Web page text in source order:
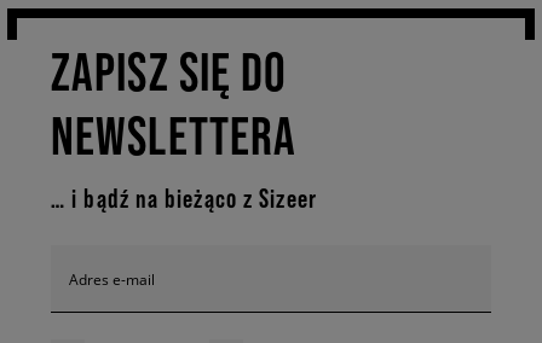
ZAPISZ SIĘ DO
NEWSLETTERA
… i bądź na bieżąco z Sizeer
Adres e-mail